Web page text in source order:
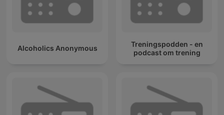
Alcoholics Anonymous
Treningspodden - en
podcast om trening